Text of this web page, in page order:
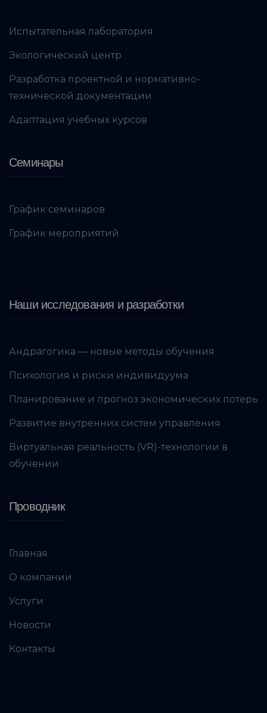
Испытательная лаборатория
Экологический центр
Разработка проектной и нормативно-
технической документации
Адаптация учебных курсов
Семинары
График семинаров
График мероприятий
Наши исследования и разработки
Андрагогика — новые методы обучения
Психология и риски индивидуума
Планирование и прогноз экономических потерь
Развитие внутренних систем управления
Виртуальная реальность (VR)-технологии в
обучении
Проводник
Главная
О компании
Услуги
Новости
Контакты